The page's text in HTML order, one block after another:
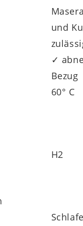
24 %
von 100
noch in einem
und
✓
Bezug
60° C
H2